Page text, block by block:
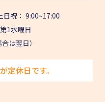
祝： 9:00~17:00
1水曜日
は翌日）
定休日です。